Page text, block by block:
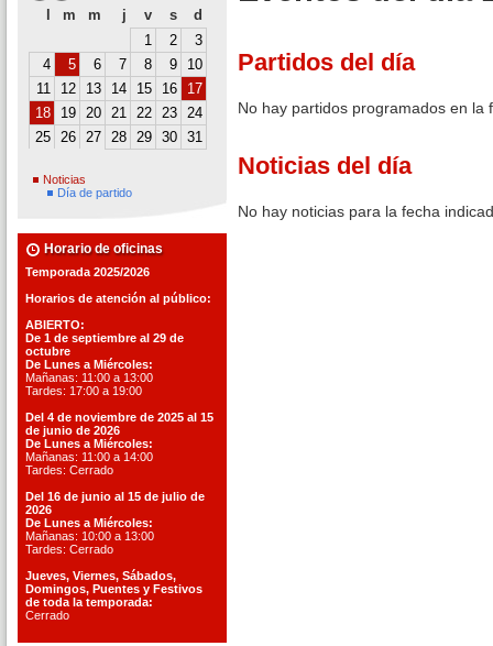
m m j v s
d
1
2
3
4
5 6 7 8 9
10
11
12 13 14 15 16
17
18
19 20 21 22 23 24
25 26 27 28 29 30 31
Noticias
Día de partido
Horario de oficinas
Temporada 2025/2026
Horarios de atención al público:
ABIERTO:
De 1 de septiembre al 29 de
octubre
De Lunes a Miércoles:
Mañanas: 11:00 a 13:00
Tardes: 17:00 a 19:00
Del 4 de noviembre de 2025 al 15
de junio de 2026
De Lunes a Miércoles:
Mañanas: 11:00 a 14:00
Tardes: Cerrado
Del 16 de junio al 15 de julio de
2026
De Lunes a Miércoles:
Mañanas: 10:00 a 13:00
Tardes: Cerrado
Jueves, Viernes, Sábados,
Domingos, Puentes y Festivos
de toda la temporada:
Cerrado
Partidos del día
No hay partidos programados en la
Noticias del día
No hay noticias para la fecha